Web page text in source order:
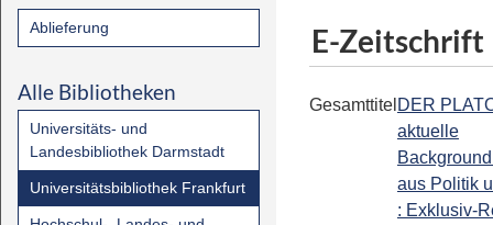
Ablieferung
Alle Bibliotheken
Universitäts- und
Landesbibliothek Darmstadt
Universitätsbibliothek Frankfurt
E-Zeitschrift
Gesamttitel DER
aktuelle
aus Politik
: Exklusiv-